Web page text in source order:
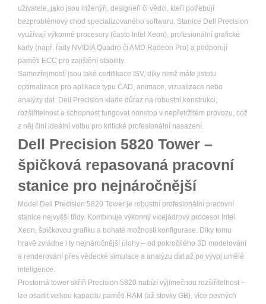
uživatele, jako jsou inženýři, designéři či vědci, kteří potřebují
bezproblémový chod specializovaného softwaru. Stanice Dell Precision
využívají výkonné procesory (často Intel Xeon), profesionální grafické
karty (např. řady NVIDIA Quadro či AMD Radeon Pro) a podporují
paměti ECC pro zajištění stability.
Samozřejmostí jsou také certifikace ISV, díky nimž máte jistotu
optimalizace pro aplikace typu CAD, animace, vizualizace nebo
analýzy dat. Dell Precision klade důraz na robustní konstrukci,
rozšiřitelnost a schopnost fungovat nonstop v nepřetržitém provozu, což
z něj činí ideální volbu pro kritické profesionální nasazení.
Dell Precision 5820 Tower –
špičková repasovaná pracovní
stanice pro nejnáročnější
Model Dell Precision 5820 Tower je robustní profesionální pracovní
stanice nejvyšší třídy. Kombinuje výkonný vícejádrový procesor Intel
Xeon, špičkovou grafiku a bohaté možnosti konfigurace. Díky tomu
hravě zvládne i ty nejnáročnější úlohy – od pokročilého 3D modelování
a renderování přes vědecké simulace a analýzu dat až po vývoj umělé
inteligence.
Prostorná tower skříň Precision 5820 nabízí výjimečnou rozšiřitelnost –
lze osadit velkou kapacitu paměti RAM (až stovky GB), více pevných